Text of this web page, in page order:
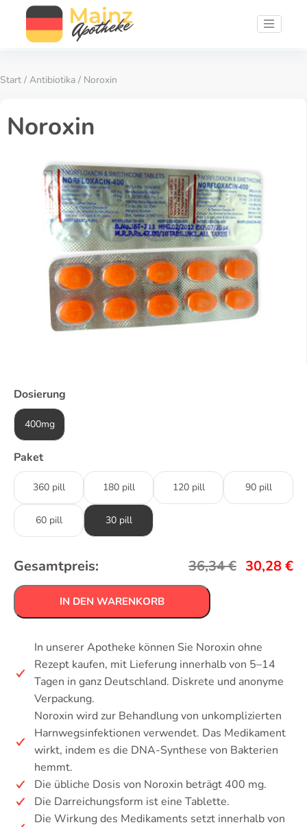
Start / Antibiotika / Noroxin
Noroxin
Dosierung
400mg
Paket
360 pill 180 pill 120 pill 90 pill
60 pill 30 pill
Gesamtpreis: 36,34€ 30,28€
IN DEN WARENKORB
In unserer Apotheke können Sie Noroxin ohne
Rezept kaufen, mit Lieferung innerhalb von 5–14
Tagen in ganz Deutschland. Diskrete und anonyme
Verpackung.
Noroxin wird zur Behandlung von unkomplizierten
Harnwegsinfektionen verwendet. Das Medikament
wirkt, indem es die DNA-Synthese von Bakterien
hemmt.
Die übliche Dosis von Noroxin beträgt 400 mg.
Die Darreichungsform ist eine Tablette.
Die Wirkung des Medikaments setzt innerhalb von